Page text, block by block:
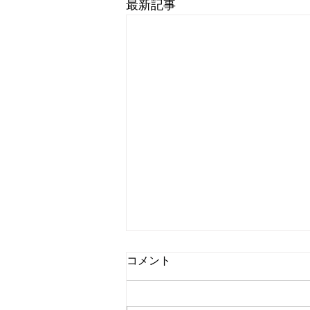
最新記事
コメント